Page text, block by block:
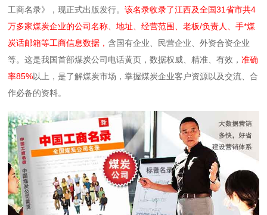
工商名录》，现正式出版发行。该名录收录了江西及全国31省市共4
万多家煤炭企业的公司名称、地址、经营范围、老板/负责人、手*煤
炭话邮箱等工商信息数据，含国有企业、民营企业、外资合资企业
等。这是我国首部煤炭公司电话黄页，数据权威、精准、有效，准确
率85%以上，是了解煤炭市场，掌握煤炭企业客户资源以及交流、合
作必备的资料。